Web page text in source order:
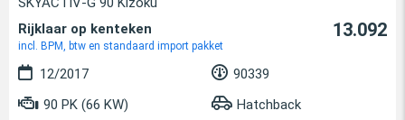
Rijklaar op kenteken
incl. BPM, btw en standaard import pakket
13.092
12/2017
90339
90 PK (66 KW)
Hatchback